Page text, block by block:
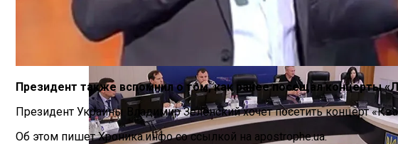
Президент также вспомнил о том, как ранее посещал концерты
Президент Украины Владимир Зеленский хочет посетить концерт
Об этом пишет Хроника.инфо со ссылкой на apostrophe.ua.